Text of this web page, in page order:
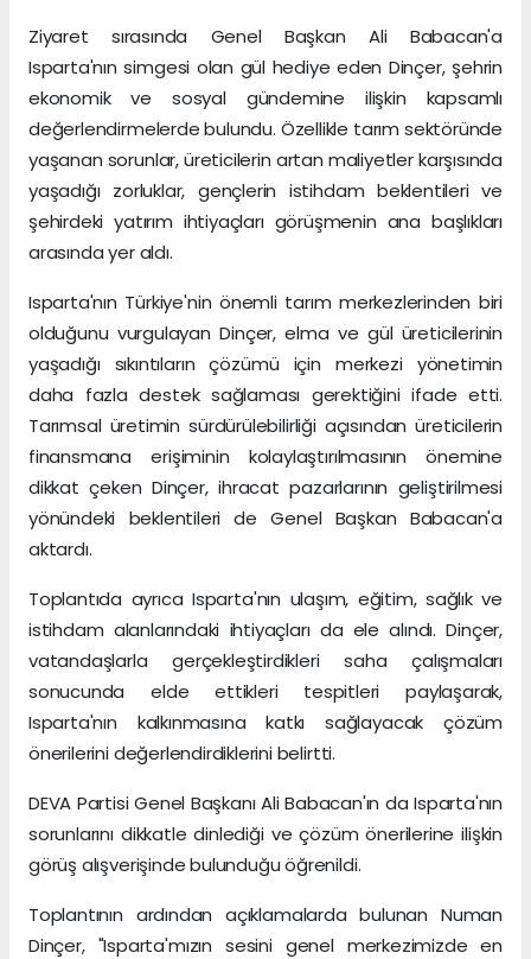
Ziyaret sırasında Genel Başkan Ali Babacan'a
Isparta'nın simgesi olan gül hediye eden Dinçer, şehrin
ekonomik ve sosyal gündemine ilişkin kapsamlı
değerlendirmelerde bulundu. Özellikle tarım sektöründe
yaşanan sorunlar, üreticilerin artan maliyetler karşısında
yaşadığı zorluklar, gençlerin istihdam beklentileri ve
şehirdeki yatırım ihtiyaçları görüşmenin ana başlıkları
arasında yer aldı.
Isparta'nın Türkiye'nin önemli tarım merkezlerinden biri
olduğunu vurgulayan Dinçer, elma ve gül üreticilerinin
yaşadığı sıkıntıların çözümü için merkezi yönetimin
daha fazla destek sağlaması gerektiğini ifade etti.
Tarımsal üretimin sürdürülebilirliği açısından üreticilerin
finansmana erişiminin kolaylaştırılmasının önemine
dikkat çeken Dinçer, ihracat pazarlarının geliştirilmesi
yönündeki beklentileri de Genel Başkan Babacan'a
aktardı.
Toplantıda ayrıca Isparta'nın ulaşım, eğitim, sağlık ve
istihdam alanlarındaki ihtiyaçları da ele alındı. Dinçer,
vatandaşlarla gerçekleştirdikleri saha çalışmaları
sonucunda elde ettikleri tespitleri paylaşarak,
Isparta'nın kalkınmasına katkı sağlayacak çözüm
önerilerini değerlendirdiklerini belirtti.
DEVA Partisi Genel Başkanı Ali Babacan'ın da Isparta'nın
sorunlarını dikkatle dinlediği ve çözüm önerilerine ilişkin
görüş alışverişinde bulunduğu öğrenildi.
Toplantının ardından açıklamalarda bulunan Numan
Dinçer, "Isparta'mızın sesini genel merkezimizde en